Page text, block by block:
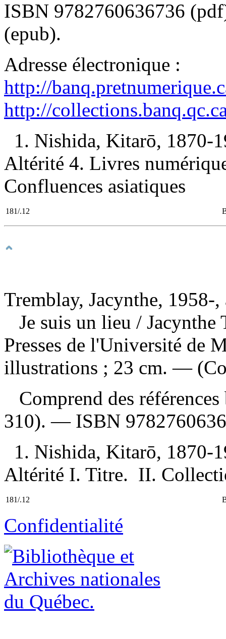
ISBN 9782760636736
(epub).
Adresse électronique :
http://
http://
1. Nishida, Kitarō, 1870-
Altérité 4. Livres
Confluences asiatiques
181/.12
Tremblay, Jacynthe, 1958-,
Je suis un lieu /
Presses de l'Université de
illustrations ; 23 cm. —
Comprend des
310). — ISBN
1. Nishida, Kitarō, 1870-
Altérité I. Titre. II.
181/.12
Confidentialité